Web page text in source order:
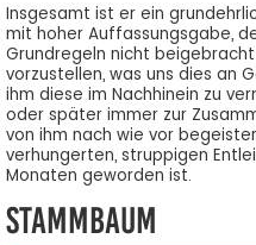
Insgesamt ist er ein
mit hoher Auffassungsgabe,
Grundregeln nicht
vorzustellen, was uns dies an
ihm diese im Nachhinein zu
oder später immer zur
von ihm nach wie vor
verhungerten, struppigen
Monaten geworden ist.
Stammbaum